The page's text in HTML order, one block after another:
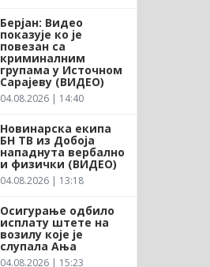
Берјан: Видео
показује ко је
повезан са
криминалним
групама у Источном
Сарајеву (ВИДЕО)
04.08.2026 | 14:40
Новинарска екипа
БН ТВ из Добоја
нападнута вербално
и физички (ВИДЕО)
04.08.2026 | 13:18
Осигурање одбило
исплату штете на
возилу које је
слупала Ања
04.08.2026 | 15:23